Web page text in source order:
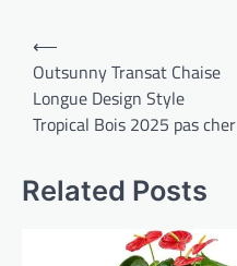
Navigation
de
l’article
⟵
Outsunny Transat Chaise
Longue Design Style
Tropical Bois 2025 pas cher
Related Posts